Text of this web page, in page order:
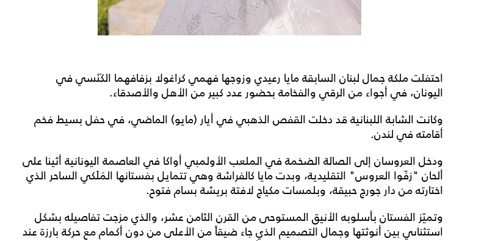
احتفلت ملكة جمال لبنان السابقة مايا رعيدي وزوجها فهمي كراغولا بزفافهما الكَنَسي في
اليونان، في أجواء من الرقي والفخامة بحضور عدد كبير من الأهل والأصدقاء.
وكانت الشابة اللبنانية قد دخلت القفص الذهبي في أيار (مايو) الماضي، في حفل بسيط فخم
أقامته في لندن.
ودخل العروسان إلى الصالة الضخمة في الملعب الأولمبي أواكا في العاصمة اليونانية أثينا على
ألحان "زفّوا العروس" التقليدية، وبدت مايا كالفراشة وهي تتمايل بفستانها المَلَكي الساحر الذي
اختارته من دار جورج حبيقة، وبلمسات مكياج لافتة بريشة بسام فتوح.
وتميّز الفستان بأسلوبه الأنيق المستوحى من القرن الثامن عشر، والذي مزجت تفاصيله بشكل
استثناىي بين أنوثتها وجمال التصميم الذي جاء ضيقاً من الأعلى من دون أكمام مع حركة بارزة عند